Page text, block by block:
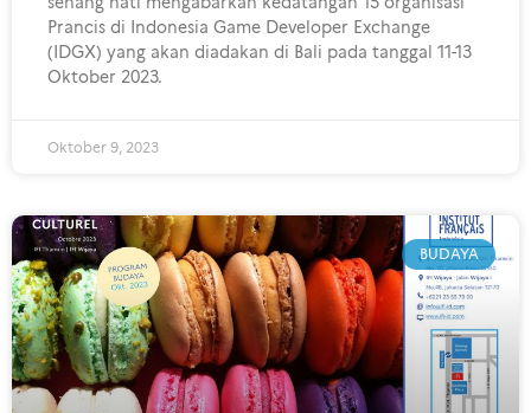
Prancis di Indonesia Game Developer Exchange
(IDGX) yang akan diadakan di Bali pada tanggal 11-13
Oktober 2023.
Oktober 9, 2023
BUDAYA